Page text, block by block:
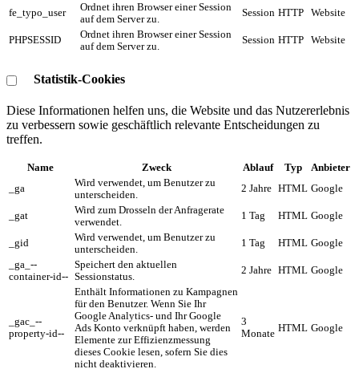
fe_typo_user
Ordnet ihren Browser einer Session
auf dem Server zu.
Session HTTP Website
PHPSESSID
Ordnet ihren Browser einer Session
auf dem Server zu.
Session HTTP Website
Statistik-Cookies
Diese Informationen helfen uns, die Website und das Nutzererlebnis
zu verbessern sowie geschäftlich relevante Entscheidungen zu
treffen.
Name Zweck Ablauf Typ
Anbieter
_ga
Wird verwendet, um Benutzer zu
unterscheiden.
2 Jahre HTML Google
_gat
Wird zum Drosseln der Anfragerate
verwendet.
1 Tag HTML Google
_gid
Wird verwendet, um Benutzer zu
unterscheiden.
1 Tag HTML Google
_ga_--
container-id--
Speichert den aktuellen
Sessionstatus.
2 Jahre HTML Google
_gac_--
property-id--
Enthält Informationen zu Kampagnen
für den Benutzer. Wenn Sie Ihr
Google Analytics- und Ihr Google
Ads Konto verknüpft haben, werden
Elemente zur Effizienzmessung
dieses Cookie lesen, sofern Sie dies
nicht deaktivieren.
3
Monate HTML Google